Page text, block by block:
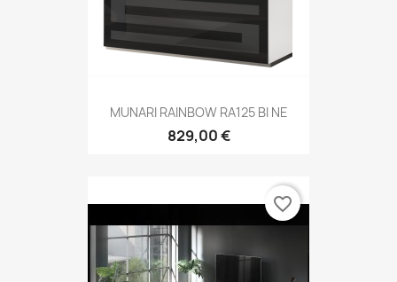
MUNARI RAINBOW RA125 BI NE
829,00 €
favorite_border